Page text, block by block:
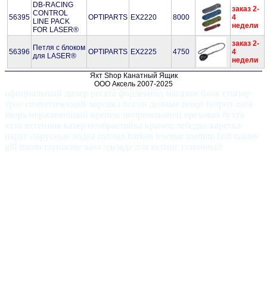
56395
DB-RACING
CONTROL
LINE PACK
FOR LASER®
OPTIPARTS EX2220 8000
заказ 2-
4
недели
56396 Петля с блоком
для LASER®
OPTIPARTS EX2225 4750
заказ 2-
4
недели
Яхт Shop Канатный Ящик
ООО Аксель 2007-2025
официальный дилер регата фордевинд магазин блок стопор
трос синтетический веревка погон делные вещи талреп лата
якорь нержавеющий крепеж непромоканец ореховая бухта
яхта яхтенная катер необрастайка кранец лебедка каретка
парус парусные лодка ronstan harken lewmar maritim holt nautos
gill musto raymarine nasa одежда для яхтинг гоночный